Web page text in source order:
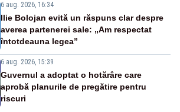
6 aug. 2026, 16:34
Ilie Bolojan evită un răspuns clar despre
averea partenerei sale: „Am respectat
întotdeauna legea”
6 aug. 2026, 15:39
Guvernul a adoptat o hotărâre care
aprobă planurile de pregătire pentru
riscuri